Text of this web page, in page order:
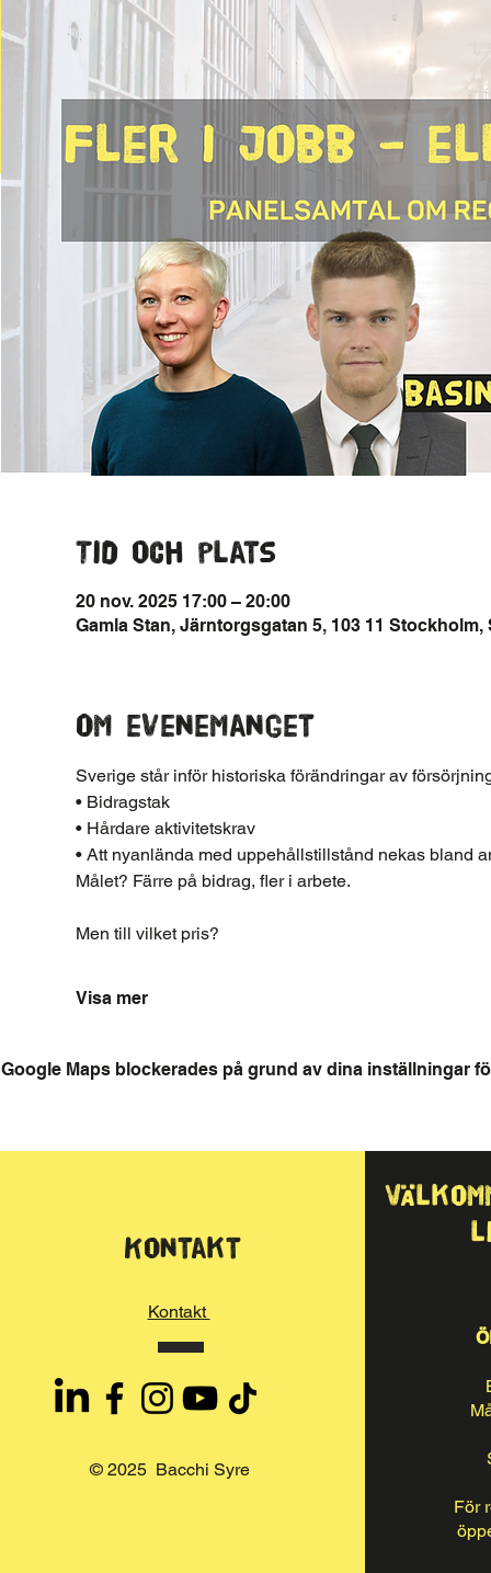
Tid och plats
20 nov. 2025 17:00 – 20:00
Gamla Stan, Järntorgsgatan 5, 103 11 Stockholm,
Om evenemanget
Sverige står inför historiska förändringar av
• Bidragstak
• Hårdare aktivitetskrav
• Att nyanlända med uppehållstillstånd nekas bland
Målet? Färre på bidrag, fler i arbete.
Men till vilket pris?
Visa mer
Google Maps blockerades på grund av dina inställningar
Kontakt
Kontakt
© 2025 Bacchi Syre
För